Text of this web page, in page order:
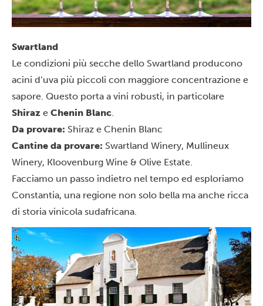
Swartland
Le condizioni più secche dello Swartland producono
acini d’uva più piccoli con maggiore concentrazione e
sapore. Questo porta a vini robusti, in particolare
Shiraz e Chenin Blanc.
Da provare: Shiraz e Chenin Blanc
Cantine da provare: Swartland Winery, Mullineux
Winery, Kloovenburg Wine & Olive Estate.
Facciamo un passo indietro nel tempo ed esploriamo
Constantia, una regione non solo bella ma anche ricca
di storia vinicola sudafricana.